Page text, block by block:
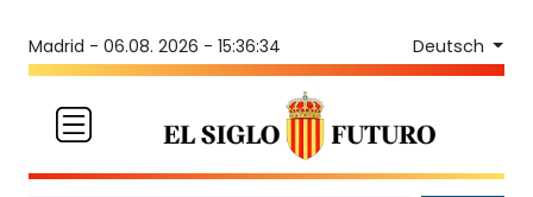
Madrid - 06.08. 2026 - 15:36:34 Deutsch